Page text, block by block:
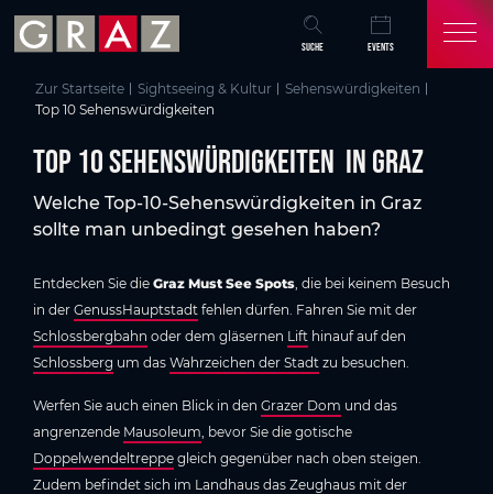
Zum Hauptinhalt springen
Zum Inhaltsverzeichnis springen
Zur Hauptnavigation springen
SUCHE EVENTS
Zur Startseite Sightseeing & Kultur
Sehenswürdigkeiten
Top 10 Sehenswürdigkeiten
Top 10 Sehenswürdigkeiten in Graz
Welche Top-10-Sehenswürdigkeiten in Graz
sollte man unbedingt gesehen haben?
Entdecken Sie die Graz Must See Spots, die bei keinem Besuch
in der GenussHauptstadt fehlen dürfen. Fahren Sie mit der
Schlossbergbahn oder dem gläsernen Lift hinauf auf den
Schlossberg um das Wahrzeichen der Stadt zu besuchen.
Werfen Sie auch einen Blick in den Grazer Dom und das
angrenzende Mausoleum , bevor Sie die gotische
Doppelwendeltreppe gleich gegenüber nach oben steigen.
Zudem befindet sich im Landhaus das Zeughaus mit der